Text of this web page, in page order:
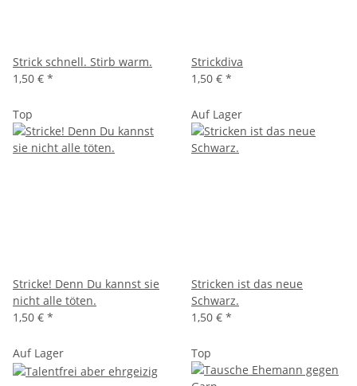
Strick schnell. Stirb warm.
1,50 € *
Strickdiva
1,50 € *
Top
Stricke! Denn Du kannst sie
nicht alle töten.
1,50 € *
Auf Lager
Stricken ist das neue
Schwarz.
1,50 € *
Auf Lager Top